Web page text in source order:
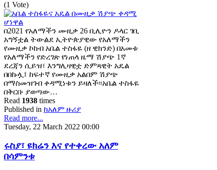
(1 Vote)
በ2021 የአለማችን ሙዚቃ 26 ቢሊዮን ዶላር ገቢ
አግኝቷል ትውልደ ኢትዮጵያዊው የአለማችን
የሙዚቃ ኮከብ አቤል ተስፋዬ (ዘ ዊክንድ) በአመቱ
የአለማችን የድረገጽ የነጠላ ዜማ ሽያጭ 1ኛ
ደረጃን ሲይዝ፣ እንግሊዛዊቷ ድምጻዊት አዴል
በበኩሏ፤ ከፍተኛ የሙዚቃ አልበም ሽያጭ
በማስመዝገብ ቀዳሚነቱን ይዛለች፡፡አቤል ተስፋዬ
በቅርቡ ያወጣው…
Read 1938 times
Published in ከአለም ዙሪያ
Read more...
Tuesday, 22 March 2022 00:00
ሩስያ፣ ዩክሬን እና የተቀረው አለም
በሳምንቱ